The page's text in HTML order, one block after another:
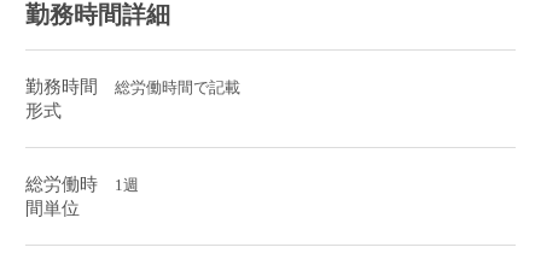
勤務時間詳細
勤務時間
形式
総労働時間で記載
総労働時
間単位
1週